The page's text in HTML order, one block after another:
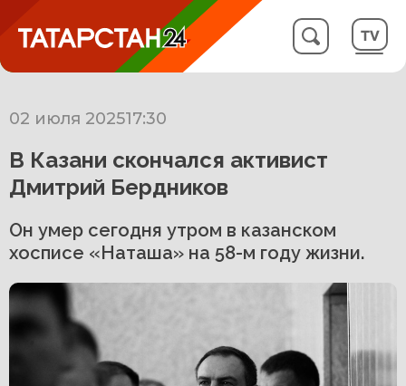
02 июля 202517:30
В Казани скончался активист
Дмитрий Бердников
Он умер сегодня утром в казанском
хосписе «Наташа» на 58-м году жизни.